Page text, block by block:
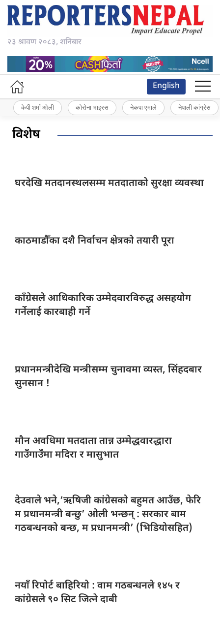
२३ श्रावण २०८३, शनिबार
English
केपी शर्मा ओली कोरोना भाइरस नेकपा एमाले नेपाली कांग्रेस
विशेष
घरदेखि मतदानस्थलसम्ममतदाताको सुरक्षा व्यवस्था
काठमाडौँका दशैनिर्वाचन क्षेत्रको तयारी पूरा
काँग्रेसले आधिकारिकउम्मेदवारविरुद्ध असहयोग
गर्नेलाई कारबाही गर्ने
प्रधानमन्त्रीदेखि मन्त्रीसम्मचुनावमा व्यस्त, सिंहदबार
सुनसान !
मौन अवधिमामतदाता तान्न उम्मेद्धवारद्धारा
गाउँगाउँमा मदिरा र मासुभात
देउवाले भने,‘ऋषिजीकांग्रेसको बहुमत आउँछ, फेरि
म प्रधानमन्त्री बन्छु’ ओली भन्छन् : सरकार बाम
गठबन्धनको बन्छ, म प्रधानमन्त्री’ (भिडियोसहित)
नयाँ रिपोर्टबाहिरियो : वाम गठबन्धनले १४५ र
कांग्रेसले ९० सिट जित्ने दाबी